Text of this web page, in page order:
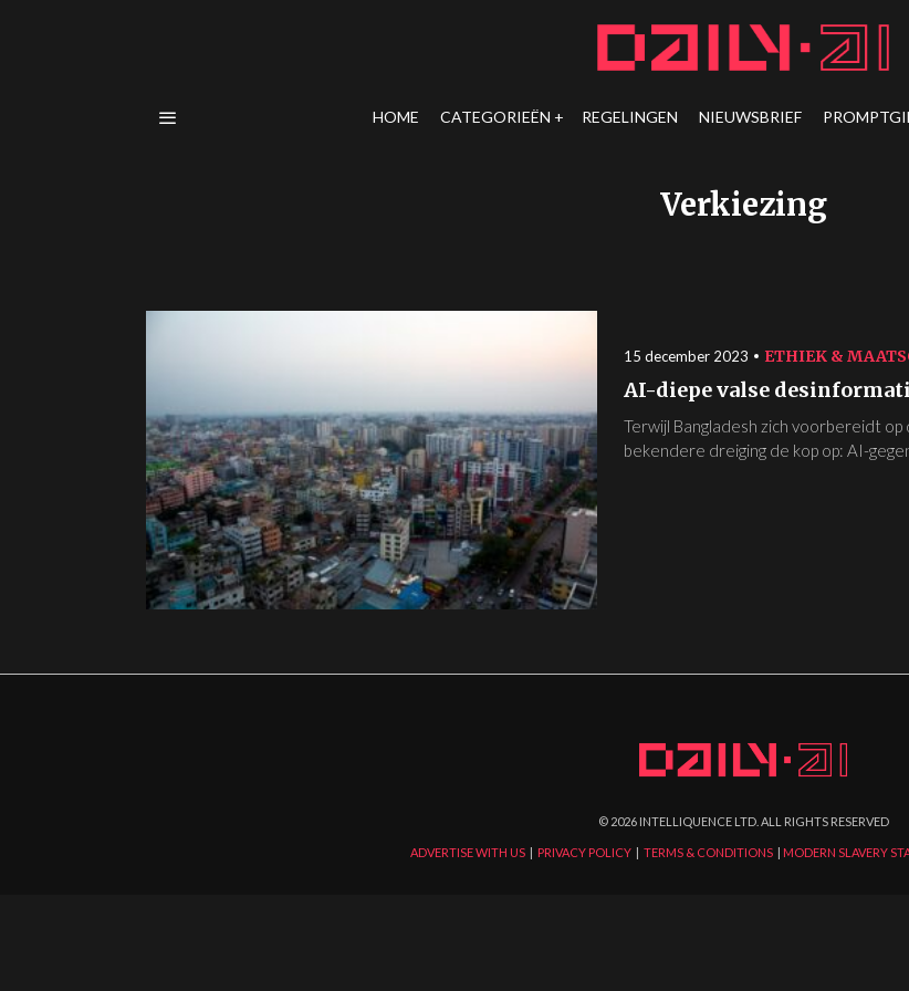
HOME CATEGORIEËN REGELINGEN NIEUWSBRIEF
Verkiezing
15 december 2023 ETHIEK &
AI-diepe valse
Terwijl Bangladesh zich voorbereidt
bekendere dreiging de kop op: AI-
© 2026INTELLIQUENCE LTD. ALL RIGHTS RESERVED
ADVERTISE WITH US| PRIVACY POLICY| TERMS & CONDITIONS| MODERN SLAVERY